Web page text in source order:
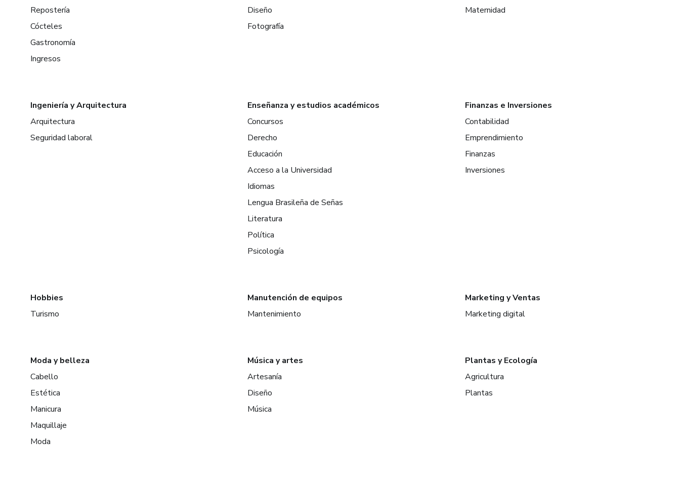
Repostería
Cócteles
Gastronomía
Ingresos
Diseño
Fotografía
Maternidad
Ingeniería y Arquitectura
Arquitectura
Seguridad laboral
Enseñanza y estudios académicos
Concursos
Derecho
Educación
Acceso a la Universidad
Idiomas
Lengua Brasileña de Señas
Literatura
Política
Psicología
Finanzas e Inversiones
Contabilidad
Emprendimiento
Finanzas
Inversiones
Hobbies
Turismo
Manutención de equipos
Mantenimiento
Marketing y Ventas
Marketing digital
Moda y belleza
Cabello
Estética
Manicura
Maquillaje
Moda
Música y artes
Artesanía
Diseño
Música
Plantas y Ecología
Agricultura
Plantas